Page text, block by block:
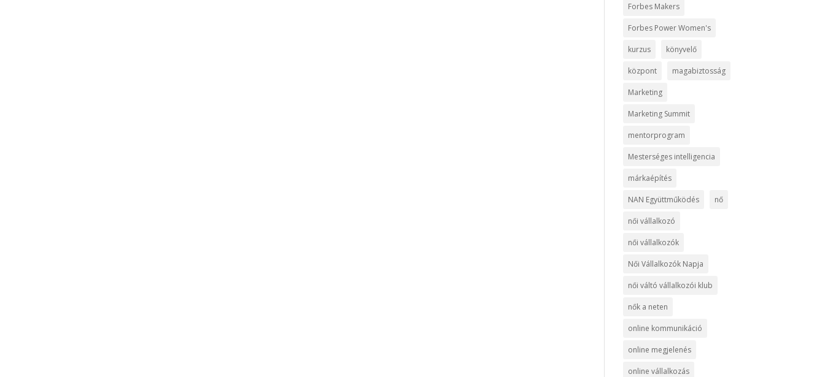
Forbes Makers
Forbes Power Women's
kurzus könyvelő
központ magabiztosság
Marketing
Marketing Summit
mentorprogram
Mesterséges intelligencia
márkaépítés
NAN Együttműködés nő
női vállalkozó
női vállalkozók
Női Vállalkozók Napja
női váltó vállalkozói klub
nők a neten
online kommunikáció
online megjelenés
online vállalkozás